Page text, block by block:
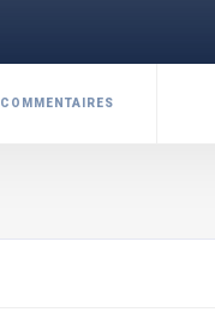
COMMENTAIRES